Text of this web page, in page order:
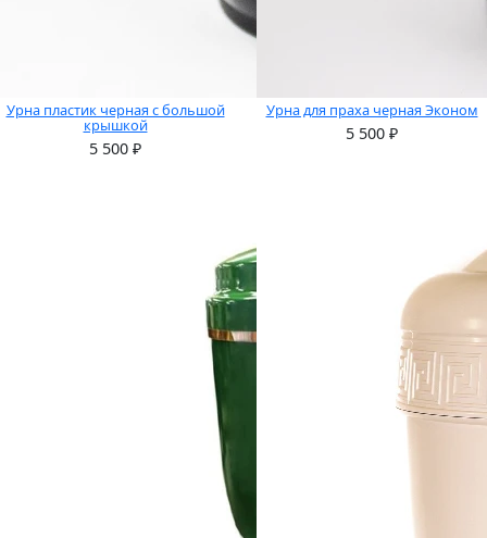
Урна пластик черная с большой
крышкой
5 500 ₽
Урна для праха черная Эконом
5 500 ₽